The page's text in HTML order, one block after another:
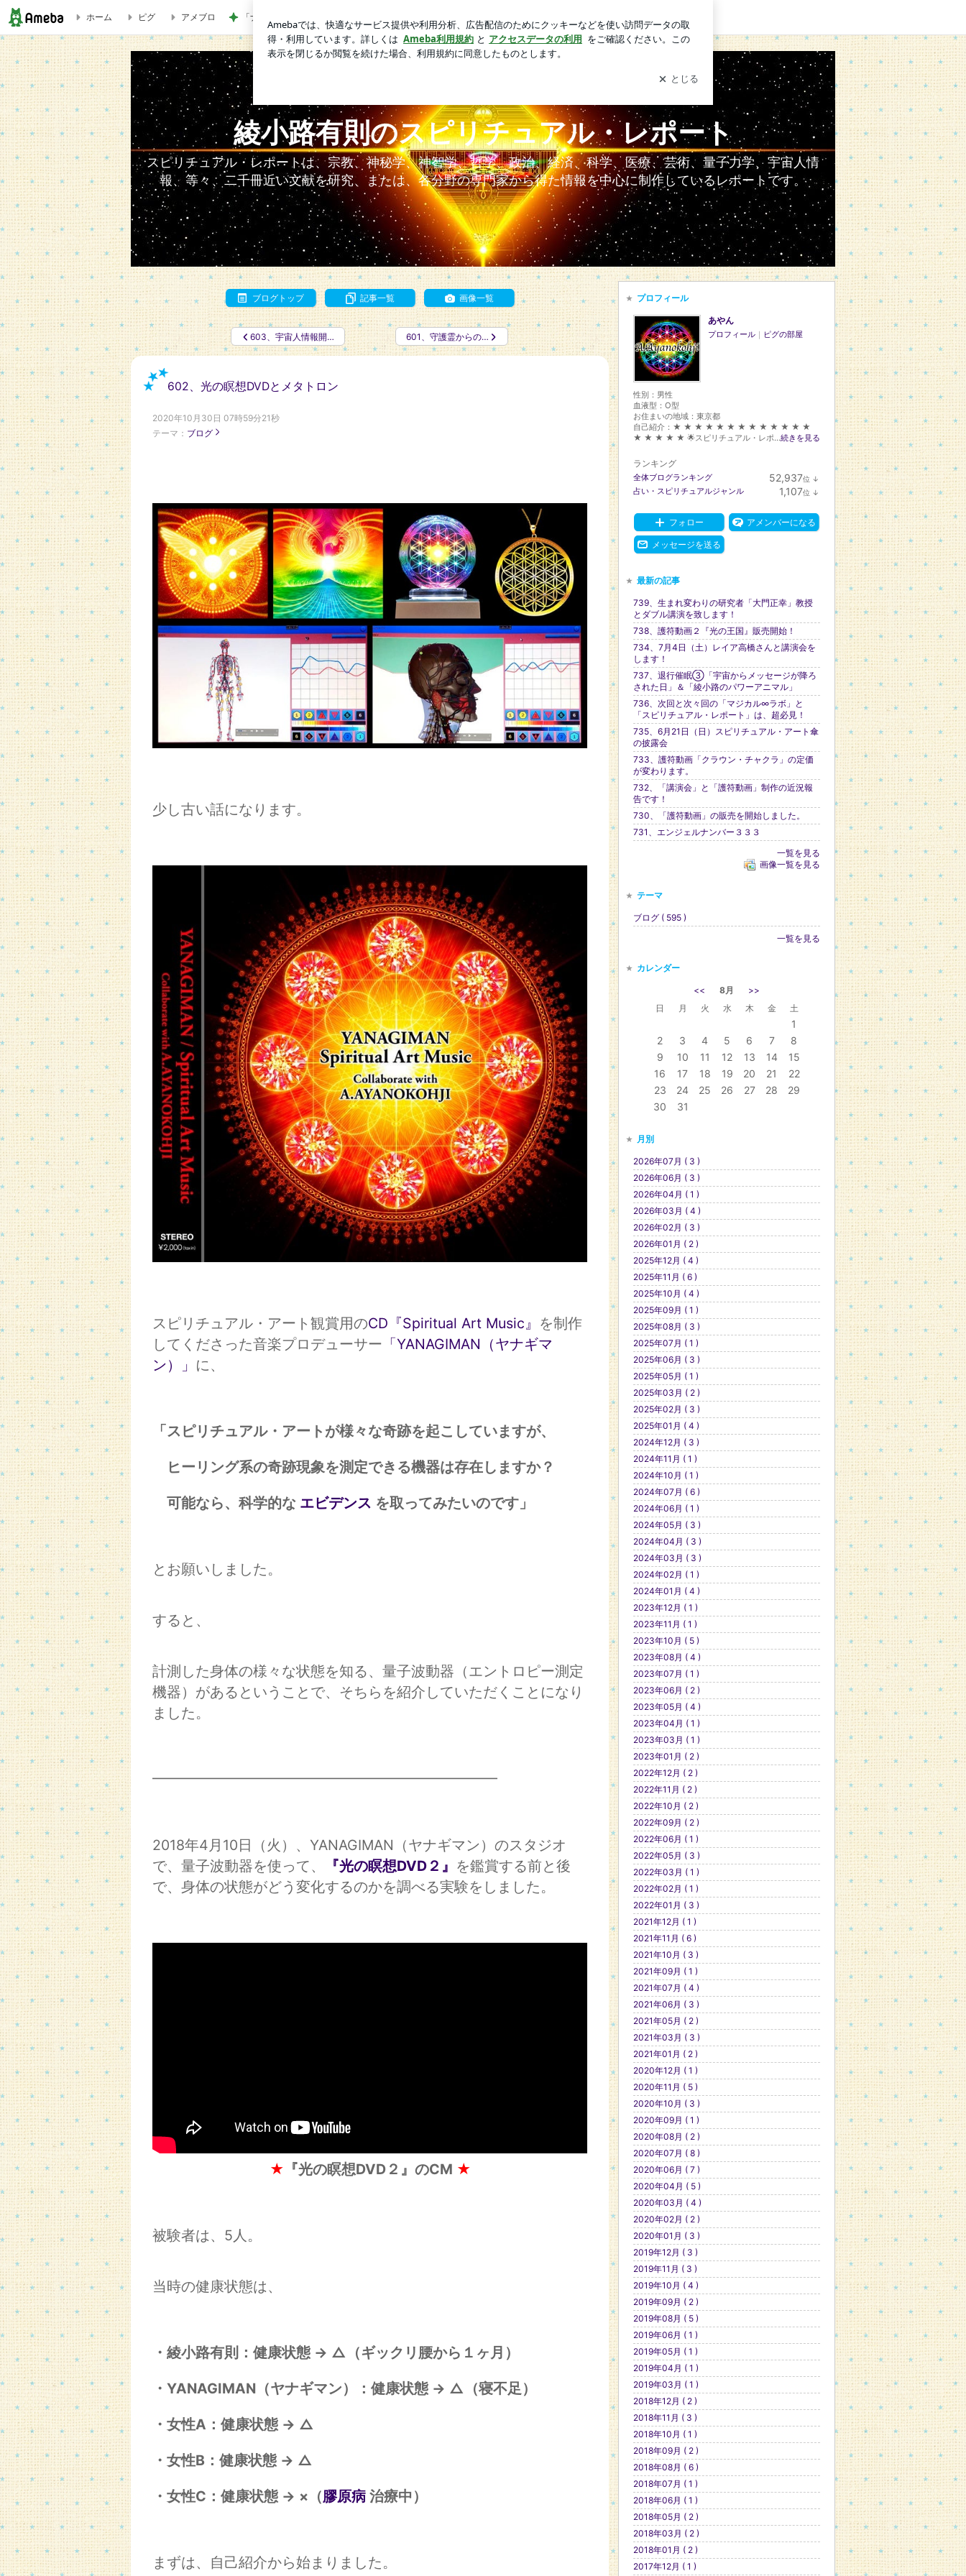
602、光の瞑想DVDとメタトロン | 綾小路有則のスピリチュアル・レポート
ホーム ピグ アメブロ 「ナイスバディ」51歳の水着姿に絶賛 新規登録 ログイン
綾小路有則のスピリチュアル・レポート
スピリチュアル・レポートは、宗教、神秘学、神智学、哲学、政治、経済、科学、医療、芸術、量子力学、宇宙人情
報、等々、二千冊近い文献を研究、または、各分野の専門家から得た情報を中心に制作しているレポートです。
ブログトップ 記事一覧 画像一覧
603、宇宙人情報開… 601、守護霊からの…
602、光の瞑想DVDとメタトロン
2020年10月30日 07時59分21秒
テーマ： ブログ
少し古い話になります。
スピリチュアル・アート観賞用のCD『Spiritual Art Music』 を制作
してくださった音楽プロデューサー 「YANAGIMAN（ヤナギマ
ン）」 に、
「スピリチュアル・アートが様々な奇跡を起こしていますが、
ヒーリング系の奇跡現象を測定できる機器は存在しますか？
可能なら、科学的な エビデンス を取ってみたいのです」
とお願いしました。
すると、
計測した身体の様々な状態を知る、量子波動器（エントロピー測定
機器）があるということで、そちらを紹介していただくことになり
ました。
━━━━━━━━━━━━━━━━━━━━━━━━
2018年4月10日（火）、YANAGIMAN（ヤナギマン）のスタジオ
で、量子波動器を使って、
『光の瞑想DVD２』 を鑑賞する前と後
で、身体の状態がどう変化するのかを調べる実験をしました。
★ 『光の瞑想DVD２』のCM ★
被験者は、5人。
当時の健康状態は、
・綾小路有則：健康状態 → △（ギックリ腰から１ヶ月）
・YANAGIMAN（ヤナギマン）：健康状態 → △（寝不足）
・女性A：健康状態 → △
・女性B：健康状態 → △
・女性C：健康状態 → ×（膠原病 治療中）
まずは、自己紹介から始まりました。
プロフィール
あやん
プロフィール ｜ ピグの部屋
性別： 男性
血液型： O型
お住まいの地域： 東京都
自己紹介：★ ★ ★ ★ ★ ★ ★ ★ ★ ★ ★ ★ ★
★ ★ ★ ★ ★ 🌟スピリチュアル・レポ...続きを見る
ランキング
全体ブログランキング 52,937位 ↓
占い・スピリチュアルジャンル 1,107位 ↓
フォロー アメンバーになる
メッセージを送る
最新の記事
739、生まれ変わりの研究者「大門正幸」教授
とダブル講演を致します！
738、護符動画２『光の王国』販売開始！
734、7月4日（土）レイア高橋さんと講演会を
します！
737、退行催眠③「宇宙からメッセージが降ろ
された日」＆「綾小路のパワーアニマル」
736、次回と次々回の「マジカル∞ラボ」と
「スピリチュアル・レポート」は、超必見！
735、6月21日（日）スピリチュアル・アート傘
の披露会
733、護符動画「クラウン・チャクラ」の定価
が変わります。
732、「講演会」と「護符動画」制作の近況報
告です！
730、「護符動画」の販売を開始しました。
731、エンジェルナンバー３３３
一覧を見る
画像一覧を見る
テーマ
ブログ ( 595 )
一覧を見る
カレンダー
<< 8月
>>
日
月 火 水 木 金 土
1
2
3 4 5 6 7
8
9
10 11 12 13 14
15
16
17 18 19 20 21
22
23
24 25 26 27 28
29
30
31
月別
2026年07月 ( 3 )
2026年06月 ( 3 )
2026年04月 ( 1 )
2026年03月 ( 4 )
2026年02月 ( 3 )
2026年01月 ( 2 )
2025年12月 ( 4 )
2025年11月 ( 6 )
2025年10月 ( 4 )
2025年09月 ( 1 )
2025年08月 ( 3 )
2025年07月 ( 1 )
2025年06月 ( 3 )
2025年05月 ( 1 )
2025年03月 ( 2 )
2025年02月 ( 3 )
2025年01月 ( 4 )
2024年12月 ( 3 )
2024年11月 ( 1 )
2024年10月 ( 1 )
2024年07月 ( 6 )
2024年06月 ( 1 )
2024年05月 ( 3 )
2024年04月 ( 3 )
2024年03月 ( 3 )
2024年02月 ( 1 )
2024年01月 ( 4 )
2023年12月 ( 1 )
2023年11月 ( 1 )
2023年10月 ( 5 )
2023年08月 ( 4 )
2023年07月 ( 1 )
2023年06月 ( 2 )
2023年05月 ( 4 )
2023年04月 ( 1 )
2023年03月 ( 1 )
2023年01月 ( 2 )
2022年12月 ( 2 )
2022年11月 ( 2 )
2022年10月 ( 2 )
2022年09月 ( 2 )
2022年06月 ( 1 )
2022年05月 ( 3 )
2022年03月 ( 1 )
2022年02月 ( 1 )
2022年01月 ( 3 )
2021年12月 ( 1 )
2021年11月 ( 6 )
2021年10月 ( 3 )
2021年09月 ( 1 )
2021年07月 ( 4 )
2021年06月 ( 3 )
2021年05月 ( 2 )
2021年03月 ( 3 )
2021年01月 ( 2 )
2020年12月 ( 1 )
2020年11月 ( 5 )
2020年10月 ( 3 )
2020年09月 ( 1 )
2020年08月 ( 2 )
2020年07月 ( 8 )
2020年06月 ( 7 )
2020年04月 ( 5 )
2020年03月 ( 4 )
2020年02月 ( 2 )
2020年01月 ( 3 )
2019年12月 ( 3 )
2019年11月 ( 3 )
2019年10月 ( 4 )
2019年09月 ( 2 )
2019年08月 ( 5 )
2019年06月 ( 1 )
2019年05月 ( 1 )
2019年04月 ( 1 )
2019年03月 ( 1 )
2018年12月 ( 2 )
2018年11月 ( 3 )
2018年10月 ( 1 )
2018年09月 ( 2 )
2018年08月 ( 6 )
2018年07月 ( 1 )
2018年06月 ( 1 )
2018年05月 ( 2 )
2018年03月 ( 2 )
2018年01月 ( 2 )
2017年12月 ( 1 )